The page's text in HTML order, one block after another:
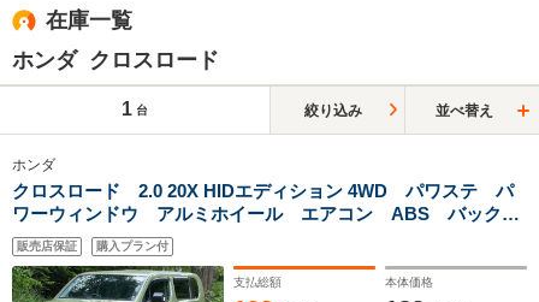
在庫一覧
ホンダ クロスロード
1 台 絞り込み 並べ替え
ホンダ
クロスロード 2.0 20X HIDエディション 4WD パワステ パ
ワーウィンドウ アルミホイール エアコン ABS バックカ
メラ キーレスエントリー 3列シート 盗難防止装置 横滑り
防止装置 ディスチャージドランプ 全塗装済
販売店保証 購入プラン付
支払総額 本体価格